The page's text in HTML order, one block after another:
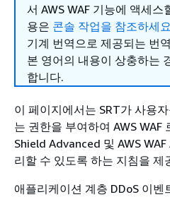
서 AWS WAF 기능에 액세
용은 콘솔 작업을 참조하세요
기계 번역으로 제공되는 번
본 영어의 내용이 상충하는
합니다.
이 페이지에서는 SRT가 사용
는 권한을 부여하여 AWS WAF
Shield Advanced 및 AWS
리할 수 있도록 하는 지침을 제
애플리케이션 계층 DDoS 이벤